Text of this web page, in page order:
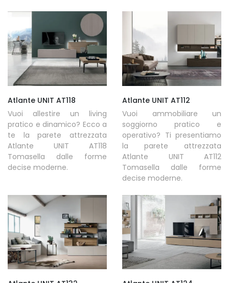
Atlante UNIT AT118
Vuoi allestire un living
pratico e dinamico? Ecco a
te la parete attrezzata
Atlante UNIT AT118
Tomasella dalle forme
decise moderne.
Atlante UNIT AT112
Vuoi ammobiliare un
soggiorno pratico e
operativo? Ti presentiamo
la parete attrezzata
Atlante UNIT AT112
Tomasella dalle forme
decise moderne.